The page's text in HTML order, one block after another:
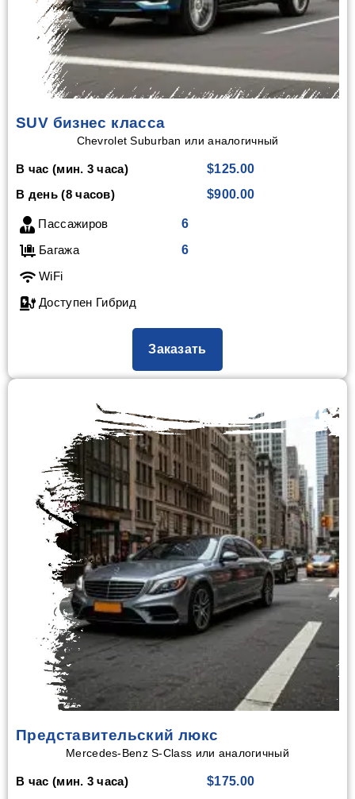
SUV бизнес класса
Chevrolet Suburban или аналогичный
В час (мин. 3 часа)
$125.00
В день (8 часов)
$900.00
Пассажиров
6
Багажа
6
WiFi
Доступен Гибрид
Заказать
Представительский люкс
Mercedes-Benz S-Class или аналогичный
В час (мин. 3 часа)
$175.00